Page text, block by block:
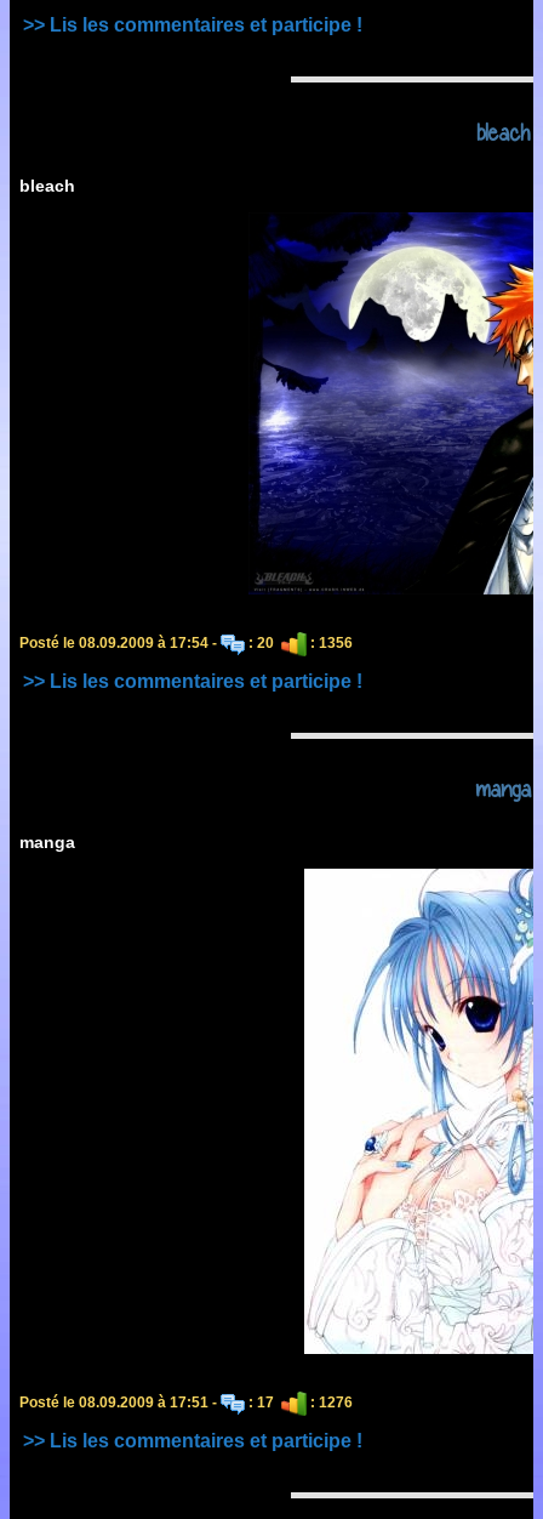
>> Lis les commentaires et participe !
bleach
bleach
Posté le 08.09.2009 à 17:54 - : 20 : 1356
>> Lis les commentaires et participe !
manga
manga
Posté le 08.09.2009 à 17:51 - : 17 : 1276
>> Lis les commentaires et participe !